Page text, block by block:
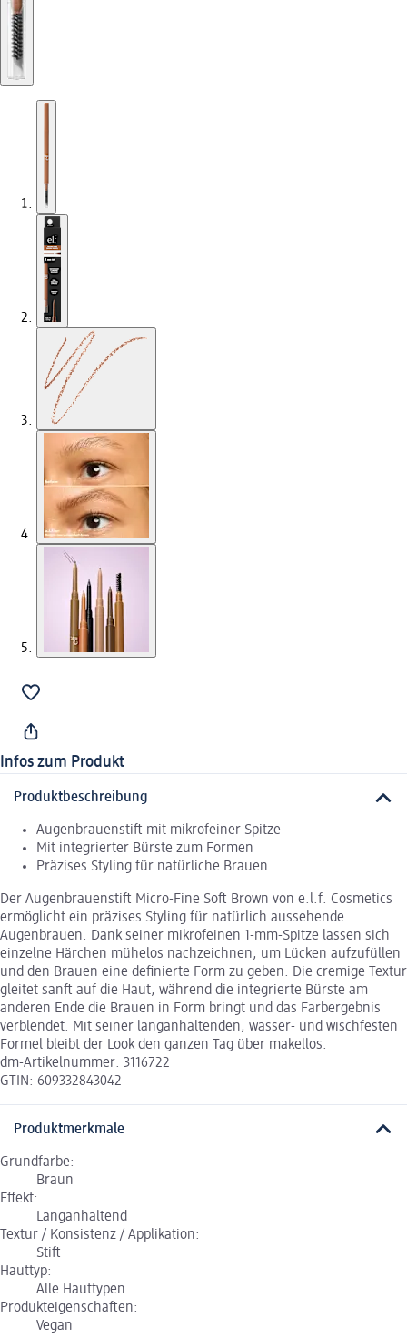
Infos zum Produkt
Produktbeschreibung
Augenbrauenstift mit mikrofeiner Spitze
Mit integrierter Bürste zum Formen
Präzises Styling für natürliche Brauen
Der Augenbrauenstift Micro-Fine Soft Brown von e.l.f. Cosmetics
ermöglicht ein präzises Styling für natürlich aussehende
Augenbrauen. Dank seiner mikrofeinen 1-mm-Spitze lassen sich
einzelne Härchen mühelos nachzeichnen, um Lücken aufzufüllen
und den Brauen eine definierte Form zu geben. Die cremige Textur
gleitet sanft auf die Haut, während die integrierte Bürste am
anderen Ende die Brauen in Form bringt und das Farbergebnis
verblendet. Mit seiner langanhaltenden, wasser- und wischfesten
Formel bleibt der Look den ganzen Tag über makellos.
dm-Artikelnummer: 3116722
GTIN: 609332843042
Produktmerkmale
Grundfarbe:
Braun
Effekt:
Langanhaltend
Textur / Konsistenz / Applikation:
Stift
Hauttyp:
Alle Hauttypen
Produkteigenschaften:
Vegan